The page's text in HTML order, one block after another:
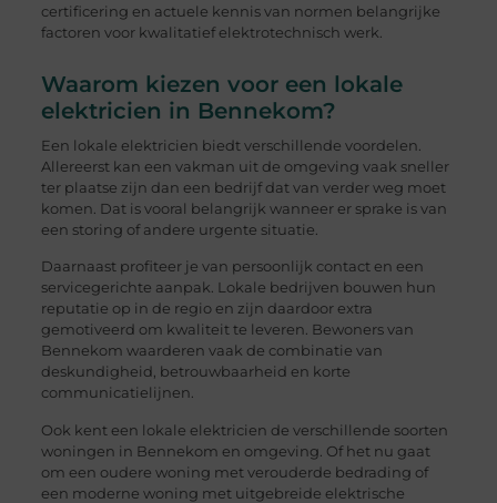
certificering en actuele kennis van normen belangrijke
factoren voor kwalitatief elektrotechnisch werk.
Waarom kiezen voor een lokale
elektricien in Bennekom?
Een lokale elektricien biedt verschillende voordelen.
Allereerst kan een vakman uit de omgeving vaak sneller
ter plaatse zijn dan een bedrijf dat van verder weg moet
komen. Dat is vooral belangrijk wanneer er sprake is van
een storing of andere urgente situatie.
Daarnaast profiteer je van persoonlijk contact en een
servicegerichte aanpak. Lokale bedrijven bouwen hun
reputatie op in de regio en zijn daardoor extra
gemotiveerd om kwaliteit te leveren. Bewoners van
Bennekom waarderen vaak de combinatie van
deskundigheid, betrouwbaarheid en korte
communicatielijnen.
Ook kent een lokale elektricien de verschillende soorten
woningen in Bennekom en omgeving. Of het nu gaat
om een oudere woning met verouderde bedrading of
een moderne woning met uitgebreide elektrische